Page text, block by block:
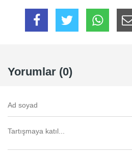
Yorumlar (0)